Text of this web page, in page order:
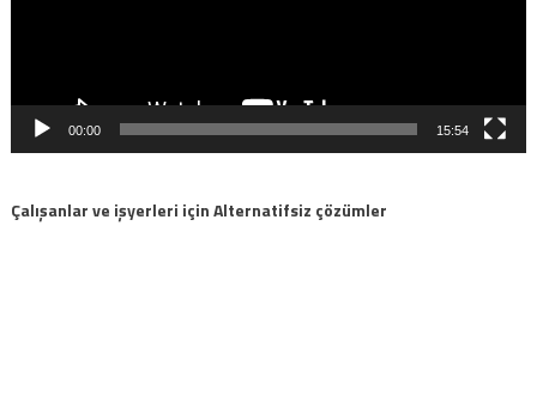
00:00 15:54
Çalışanlar ve işyerleri için Alternatifsiz çözümler